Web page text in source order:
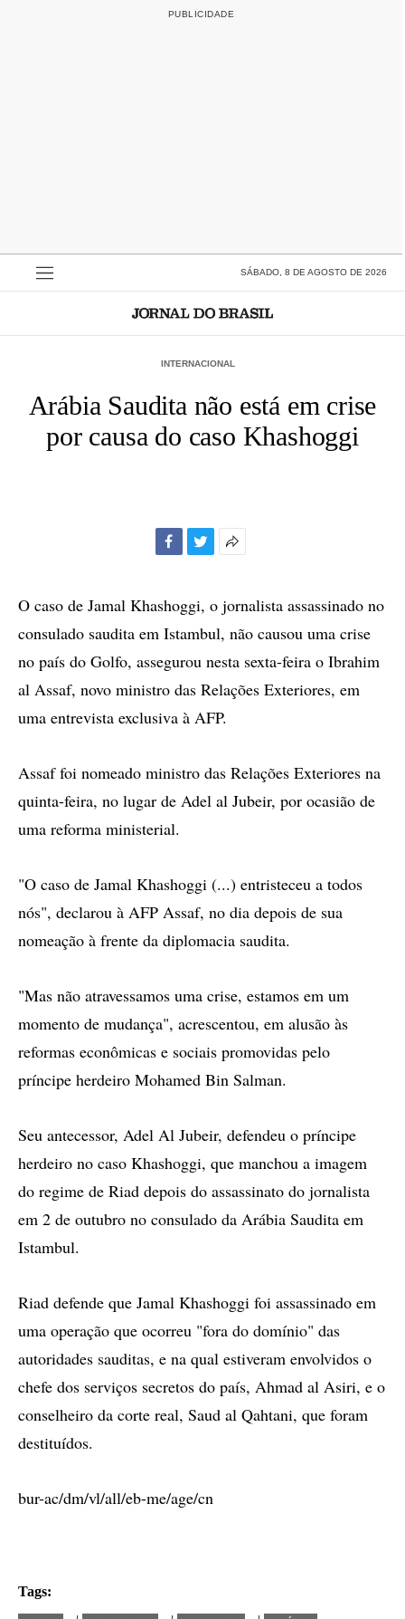
SÁBADO, 8 DE AGOSTO DE 2026
INTERNACIONAL
Arábia Saudita não está em crise
por causa do caso Khashoggi
compartilhamento
O caso de Jamal Khashoggi, o jornalista assassinado no
consulado saudita em Istambul, não causou uma crise
no país do Golfo, assegurou nesta sexta-feira o Ibrahim
al Assaf, novo ministro das Relações Exteriores, em
uma entrevista exclusiva à AFP.
Assaf foi nomeado ministro das Relações Exteriores na
quinta-feira, no lugar de Adel al Jubeir, por ocasião de
uma reforma ministerial.
"O caso de Jamal Khashoggi (...) entristeceu a todos
nós", declarou à AFP Assaf, no dia depois de sua
nomeação à frente da diplomacia saudita.
"Mas não atravessamos uma crise, estamos em um
momento de mudança", acrescentou, em alusão às
reformas econômicas e sociais promovidas pelo
príncipe herdeiro Mohamed Bin Salman.
Seu antecessor, Adel Al Jubeir, defendeu o príncipe
herdeiro no caso Khashoggi, que manchou a imagem
do regime de Riad depois do assassinato do jornalista
em 2 de outubro no consulado da Arábia Saudita em
Istambul.
Riad defende que Jamal Khashoggi foi assassinado em
uma operação que ocorreu "fora do domínio" das
autoridades sauditas, e na qual estiveram envolvidos o
chefe dos serviços secretos do país, Ahmad al Asiri, e o
conselheiro da corte real, Saud al Qahtani, que foram
destituídos.
bur-ac/dm/vl/all/eb-me/age/cn
Tags: